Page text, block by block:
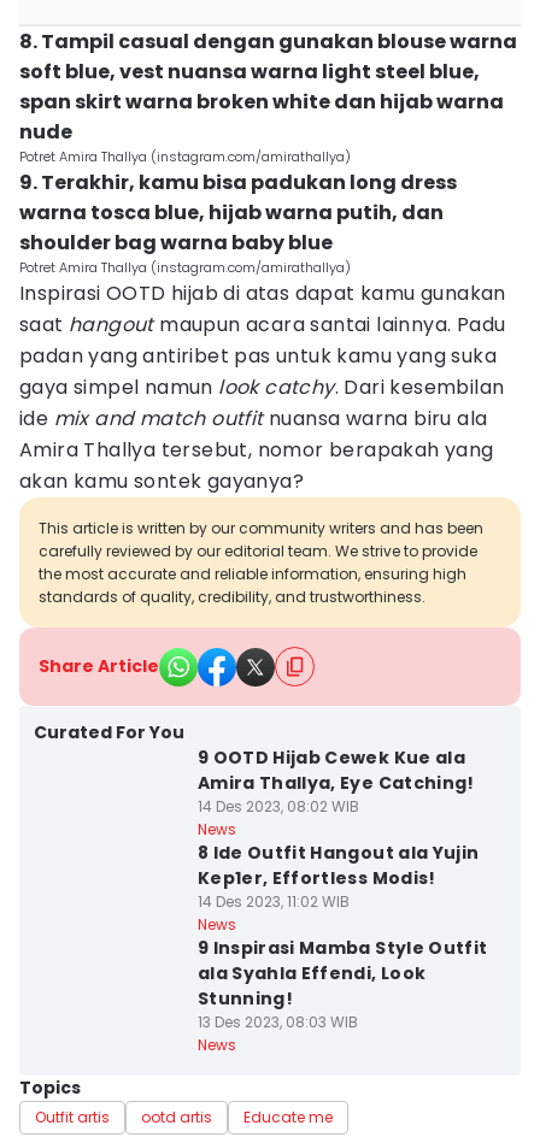
8. Tampil casual dengan gunakan blouse warna
soft blue, vest nuansa warna light steel blue,
span skirt warna broken white dan hijab warna
nude
Potret Amira Thallya (instagram.com/amirathallya)
9. Terakhir, kamu bisa padukan long dress
warna tosca blue, hijab warna putih, dan
shoulder bag warna baby blue
Potret Amira Thallya (instagram.com/amirathallya)
Inspirasi OOTD hijab di atas dapat kamu gunakan
saat hangoutmaupun acara santai lainnya. Padu
padan yang antiribet pas untuk kamu yang suka
gaya simpel namun look catchy. Dari kesembilan
ide mix and match outfitnuansa warna biru ala
Amira Thallya tersebut, nomor berapakah yang
akan kamu sontek gayanya?
This article is written by our community writers and has been
carefully reviewed by our editorial team. We strive to provide
the most accurate and reliable information, ensuring high
standards of quality, credibility, and trustworthiness.
Share Article
Curated For You
9 OOTD Hijab Cewek Kue ala
Amira Thallya, Eye Catching!
14 Des 2023, 08:02 WIB
News
8 Ide Outfit Hangout ala Yujin
Kep1er, Effortless Modis!
14 Des 2023, 11:02 WIB
News
9 Inspirasi Mamba Style Outfit
ala Syahla Effendi, Look
Stunning!
13 Des 2023, 08:03 WIB
News
Topics
Outfit artis ootd artis Educate me